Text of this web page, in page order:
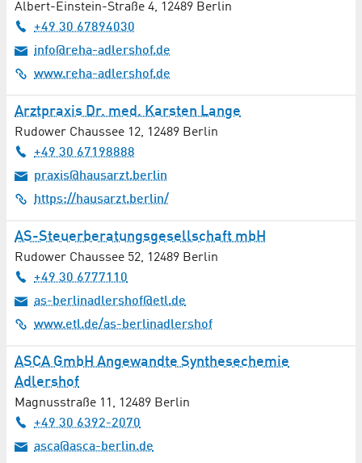
Albert-Einstein-Straße 4, 12489 Berlin
+49 30 67894030
info@reha-adlershof.de
www.reha-adlershof.de
Arztpraxis Dr. med. Karsten Lange
Rudower Chaussee 12, 12489 Berlin
+49 30 67198888
praxis@hausarzt.berlin
https://hausarzt.berlin/
AS-Steuerberatungsgesellschaft mbH
Rudower Chaussee 52, 12489 Berlin
+49 30 6777110
as-berlinadlershof@etl.de
www.etl.de/as-berlinadlershof
ASCA GmbH Angewandte Synthesechemie
Adlershof
Magnusstraße 11, 12489 Berlin
+49 30 6392-2070
asca@asca-berlin.de